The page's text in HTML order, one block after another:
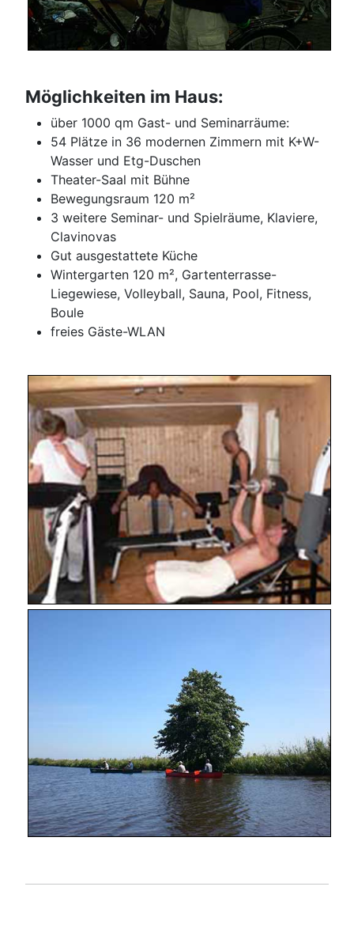
Möglichkeiten im Haus:
über 1000 qm Gast- und Seminarräume:
54 Plätze in 36 modernen Zimmern mit K+W-
Wasser und Etg-Duschen
Theater-Saal mit Bühne
Bewegungsraum 120 m²
3 weitere Seminar- und Spielräume, Klaviere,
Clavinovas
Gut ausgestattete Küche
Wintergarten 120 m², Gartenterrasse-
Liegewiese, Volleyball, Sauna, Pool, Fitness,
Boule
freies Gäste-WLAN